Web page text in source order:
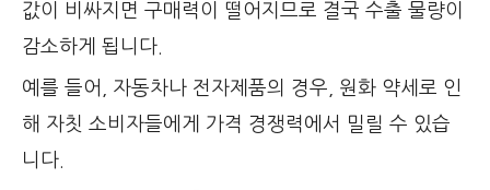
값이 비싸지면 구매력이 떨어지므로 결국 수출 물량이
감소하게 됩니다.
예를 들어, 자동차나 전자제품의 경우, 원화 약세로 인
해 자칫 소비자들에게 가격 경쟁력에서 밀릴 수 있습
니다.